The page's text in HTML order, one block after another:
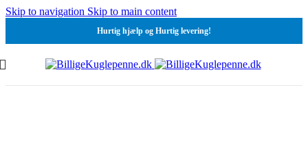
Skip to navigation Skip to main content
Hurtig hjælp og Hurtig levering!